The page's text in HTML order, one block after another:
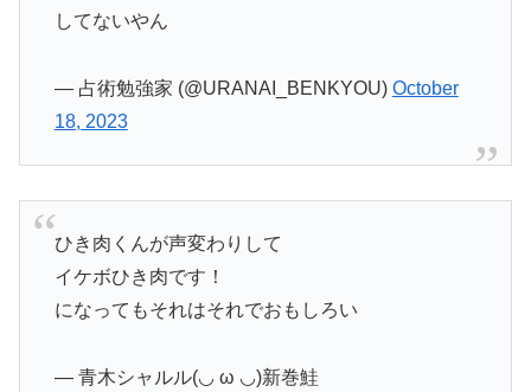
してないやん
— 占術勉強家 (@URANAI_BENKYOU) October
18, 2023
ひき肉くんが声変わりして
イケボひき肉です！
になってもそれはそれでおもしろい
— 青木シャルル(⁠◡⁠ ⁠ω⁠ ⁠◡⁠)新巻鮭